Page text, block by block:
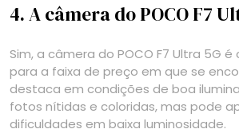
4. A câmera do POCO F7
Sim, a câmera do POCO F7 Ultra 5G
para a faixa de preço em que se
destaca em condições de boa
fotos nítidas e coloridas, mas pode
dificuldades em baixa luminosidade.